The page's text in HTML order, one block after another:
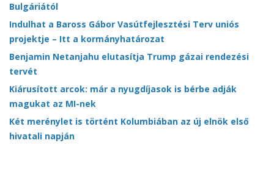
Bulgáriától
Indulhat a Baross Gábor Vasútfejlesztési Terv uniós
projektje – Itt a kormányhatározat
Benjamin Netanjahu elutasítja Trump gázai rendezési
tervét
Kiárusított arcok: már a nyugdíjasok is bérbe adják
magukat az MI-nek
Két merénylet is történt Kolumbiában az új elnök első
hivatali napján